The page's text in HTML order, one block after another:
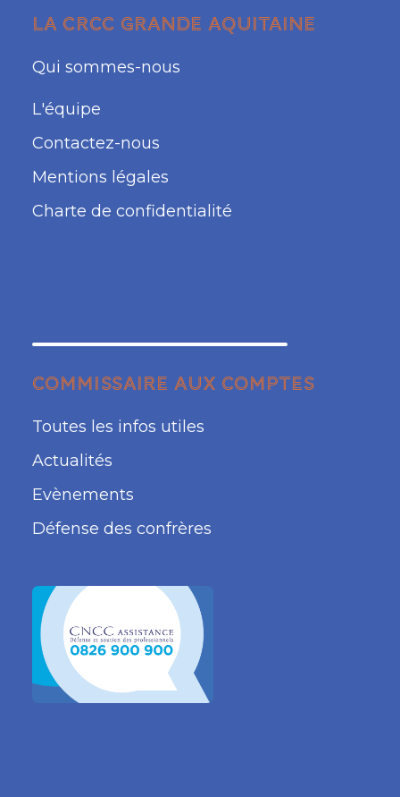
LA CRCC GRANDE AQUITAINE
Qui sommes-nous
L'équipe
Contactez-nous
Mentions légales
Charte de confidentialité
COMMISSAIRE AUX COMPTES
Toutes les infos utiles
Actualités
Evènements
Défense des confrères